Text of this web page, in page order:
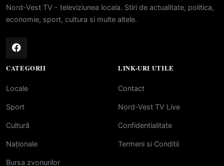
Nord-Vest TV - televiziunea locala. Stiri de actualitate, politica,
economie, sport, cultura si multe altele.
CATEGORII
Locale
Sport
Cultură
Naționale
Bursa zvonurilor
LINK-URI UTILE
Contact
Nord-Vest TV Live
Confidentialitate
Termeni si Conditii